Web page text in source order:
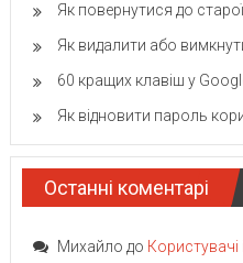
Як повернутися до
Як видалити або
60 кращих клавіш у
Як відновити пароль
Останні коментарі
Михайло до